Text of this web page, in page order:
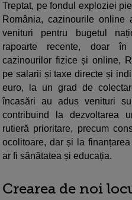
Treptat, pe fondul exploziei
România, cazinourile
venituri pentru bugetul
rapoarte recente, doar
cazinourilor fizice și online,
pe salarii și taxe directe și
euro, la un grad de
încasări au adus venituri
contribuind la dezvoltarea
rutieră prioritare, precum
ocolitoare, dar și la
ar fi sănătatea și educația.
Crearea de noi